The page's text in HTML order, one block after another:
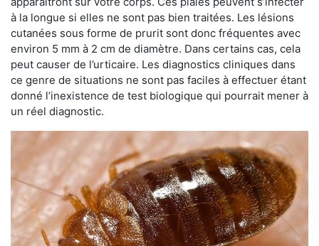
à la longue si elles ne sont pas bien traitées. Les lésions
cutanées sous forme de prurit sont donc fréquentes avec
environ 5 mm à 2 cm de diamètre. Dans certains cas, cela
peut causer de l’urticaire. Les diagnostics cliniques dans
ce genre de situations ne sont pas faciles à effectuer étant
donné l’inexistence de test biologique qui pourrait mener à
un réel diagnostic.